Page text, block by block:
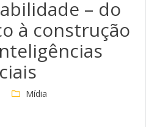
– do
à construção
Mídia